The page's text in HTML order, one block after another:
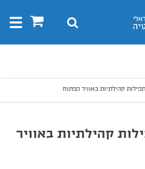
0 חיפוש
קהילתיות באוויר הפתוח
קהילתיות באוויר